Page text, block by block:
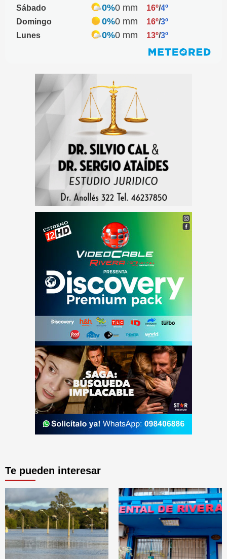
Sábado 0%0 mm 16º/4º
Domingo
0%0 mm 16º/3º
Lunes
0%0 mm 13º/3º
Te pueden interesar